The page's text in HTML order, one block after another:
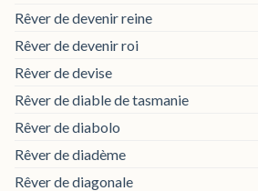
Rêver de devenir reine
Rêver de devenir roi
Rêver de devise
Rêver de diable de tasmanie
Rêver de diabolo
Rêver de diadème
Rêver de diagonale